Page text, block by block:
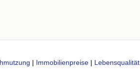
| Immobilienpreise | Lebensqualität